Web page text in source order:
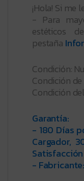
¡Hola! Si me
- Para
estéticos
pestaña
Condición:
Condición
Condición
Garantía:
- 180 Días
Cargador,
-